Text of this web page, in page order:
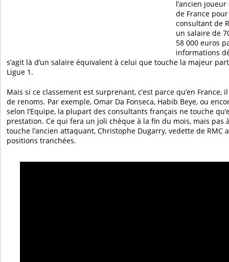
l’ancien
de France
consultant de
un salaire de
58 000 euros
informations
s’agit là d’un salaire équivalent à celui que touche la majeur
Ligue 1.
Mais si ce classement est surprenant, c’est parce qu’en France,
de renoms. Par exemple, Omar Da Fonseca, Habib Beye, ou
selon l’Equipe, la plupart des consultants français ne touche
prestation. Ce qui fera un joli chèque à la fin du mois, mais pas
touche l’ancien attaquant, Christophe Dugarry, vedette de RMC
positions tranchées.